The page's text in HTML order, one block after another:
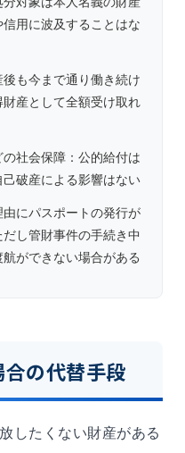
用に波及することはな
も今まで通り働き続け
産として全額受け取れ
社会保障：公的給付は
破産による影響はない
にパスポートの発行が
し管財事件の手続き中
ができない場合がある
合の代替手段
したくない財産がある